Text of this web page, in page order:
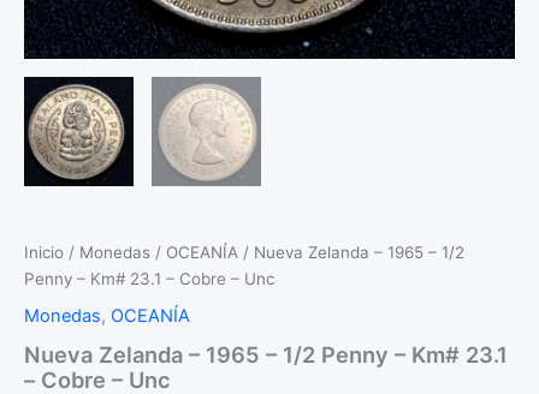
Inicio / Monedas / OCEANÍA / Nueva Zelanda – 1965 – 1/2
Penny – Km# 23.1 – Cobre – Unc
Monedas, OCEANÍA
Nueva Zelanda – 1965 – 1/2 Penny – Km# 23.1
– Cobre – Unc